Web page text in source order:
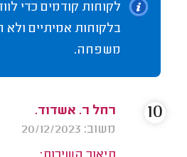
לקוחות קודמים כדי
בלקוחות אמיתיים ולא
משפחה.
רחל ר. אשדוד.
משוב: 20/12/2023
10